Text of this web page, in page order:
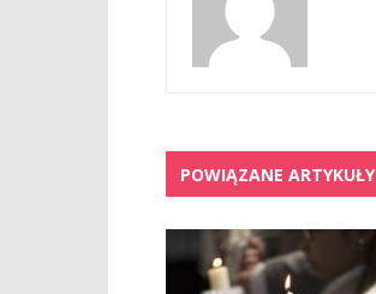
POWIĄZANE ARTYKUŁY